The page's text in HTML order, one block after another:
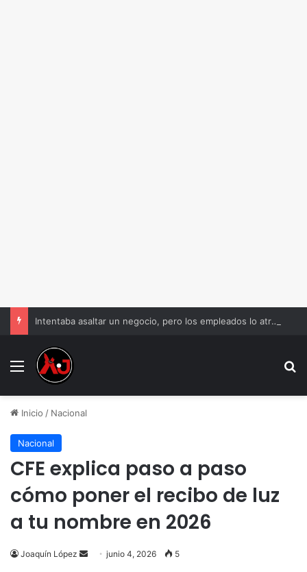
Intentaba asaltar un negocio, pero los empleados lo atraparon en Juárez
Menu
Inicio / Nacional
Nacional
CFE explica paso a paso
cómo poner el recibo de luz
a tu nombre en 2026
Joaquín López
Sendjunio 4, 2026 5